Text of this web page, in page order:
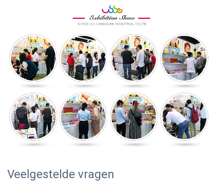
Veelgestelde vragen